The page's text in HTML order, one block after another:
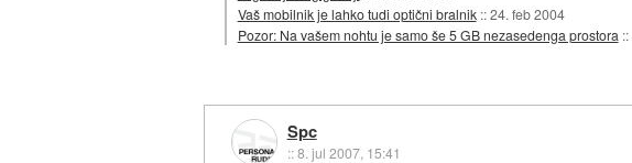
Vaš mobilnik je lahko tudi optični bralnik ::24. feb 2004
Pozor: Na vašem nohtu je samo še 5 GB nezasedenga prostora ::
Spc
::8. jul 2007, 15:41